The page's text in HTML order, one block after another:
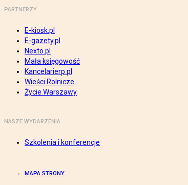
PARTNERZY
E-kiosk.pl
E-gazety.pl
Nexto.pl
Mała księgowość
Kancelarierp.pl
Wieści Rolnicze
Życie Warszawy
NASZE WYDARZENIA
Szkolenia i konferencje
MAPA STRONY